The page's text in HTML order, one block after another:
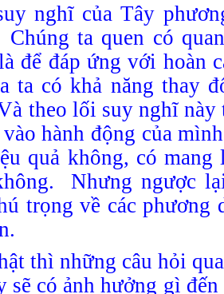
nghĩ của Tây
ta quen có
để đáp ứng với hoàn
ta có khả năng thay
theo lối suy nghĩ này
hành động của
quả không, có
Nhưng ngược
trọng về các phương
thì những câu hỏi
sẽ có ảnh hưởng gì